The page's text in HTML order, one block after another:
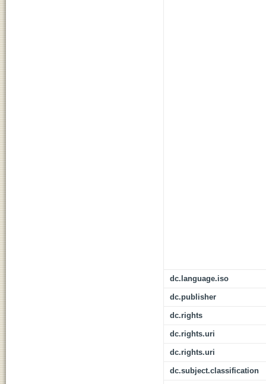
dc.language.iso
dc.publisher
dc.rights
dc.rights.uri
dc.rights.uri
dc.subject.classification